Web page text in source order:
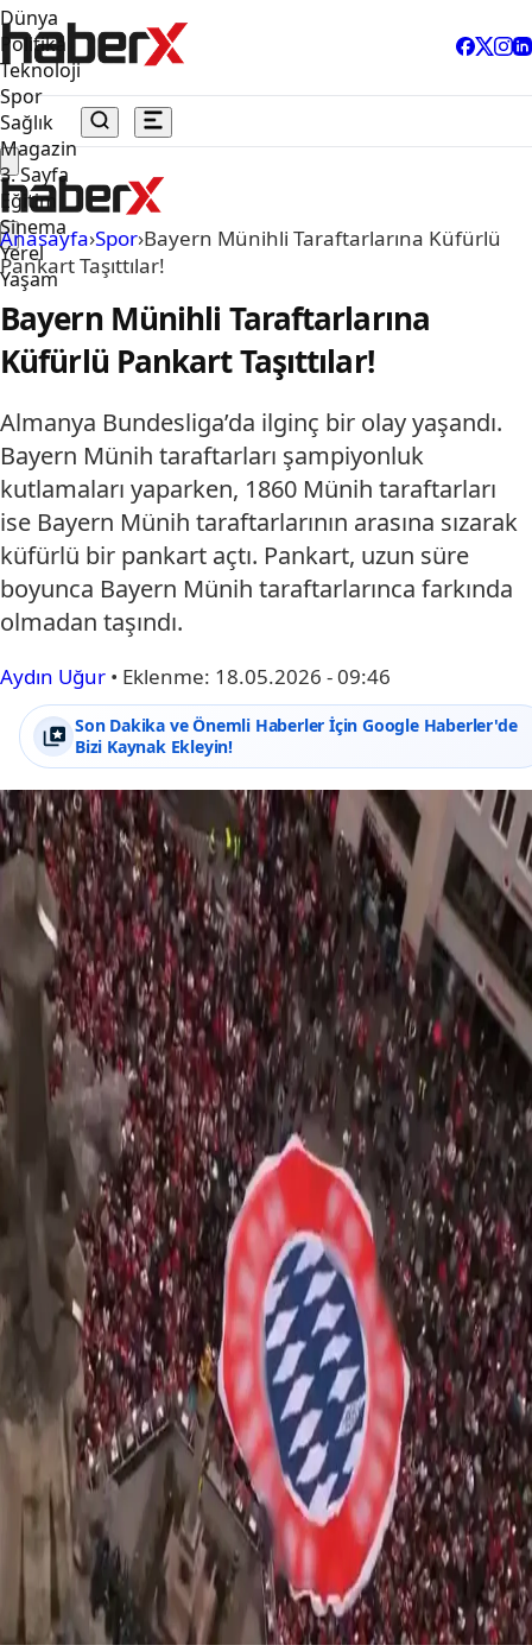
Dünya
Politika
Teknoloji
Spor
Sağlık
Magazin
3. Sayfa
Eğitim
Sinema
Yerel
Yaşam
Anasayfa›Spor›Bayern Münihli Taraftarlarına Küfürlü
Pankart Taşıttılar!
Bayern Münihli Taraftarlarına
Küfürlü Pankart Taşıttılar!
Almanya Bundesliga’da ilginç bir olay yaşandı.
Bayern Münih taraftarları şampiyonluk
kutlamaları yaparken, 1860 Münih taraftarları
ise Bayern Münih taraftarlarının arasına sızarak
küfürlü bir pankart açtı. Pankart, uzun süre
boyunca Bayern Münih taraftarlarınca farkında
olmadan taşındı.
Aydın Uğur • Eklenme: 18.05.2026 - 09:46
Son Dakika ve Önemli Haberler İçin Google Haberler'de
Bizi Kaynak Ekleyin!